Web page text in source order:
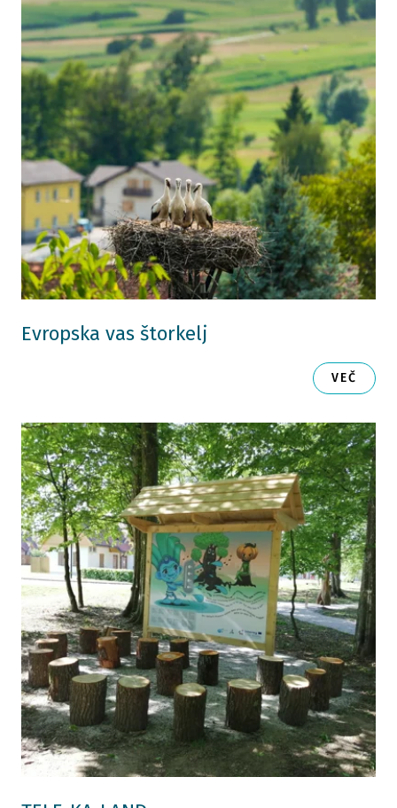
Evropska vas štorkelj
VEČ